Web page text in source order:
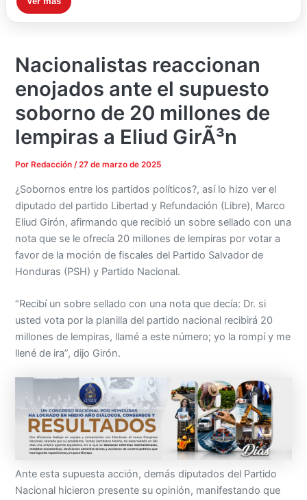
Nacionalistas reaccionan
enojados ante el supuesto
soborno de 20 millones de
lempiras a Eliud GirÃ³n
Por Redacción/27 de marzo de 2025
¿Sobornos entre los partidos políticos?, así lo hizo ver el
diputado del partido Libertad y Refundación (Libre), Marco
Eliud Girón, afirmando que recibió un sobre sellado con una
nota que se le ofrecía 20 millones de lempiras por votar a
favor de la moción de fiscales del Partido Salvador de
Honduras (PSH) y Partido Nacional.
“Recibí un sobre sellado con una nota que decía: Dr. si
usted vota por la planilla del partido nacional recibirá 20
millones de lempiras, llamé a este número; yo la rompí y me
llené de ira”, dijo Girón.
Ante esta supuesta acción, demás diputados del Partido
Nacional hicieron presente su opinión, manifestando que